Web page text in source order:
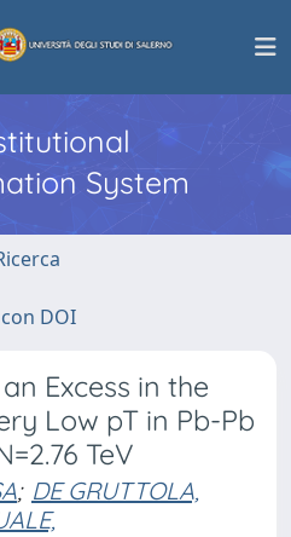
System
DOI
Excess in the
Low pT in Pb-Pb
TeV
; DE GRUTTOLA,